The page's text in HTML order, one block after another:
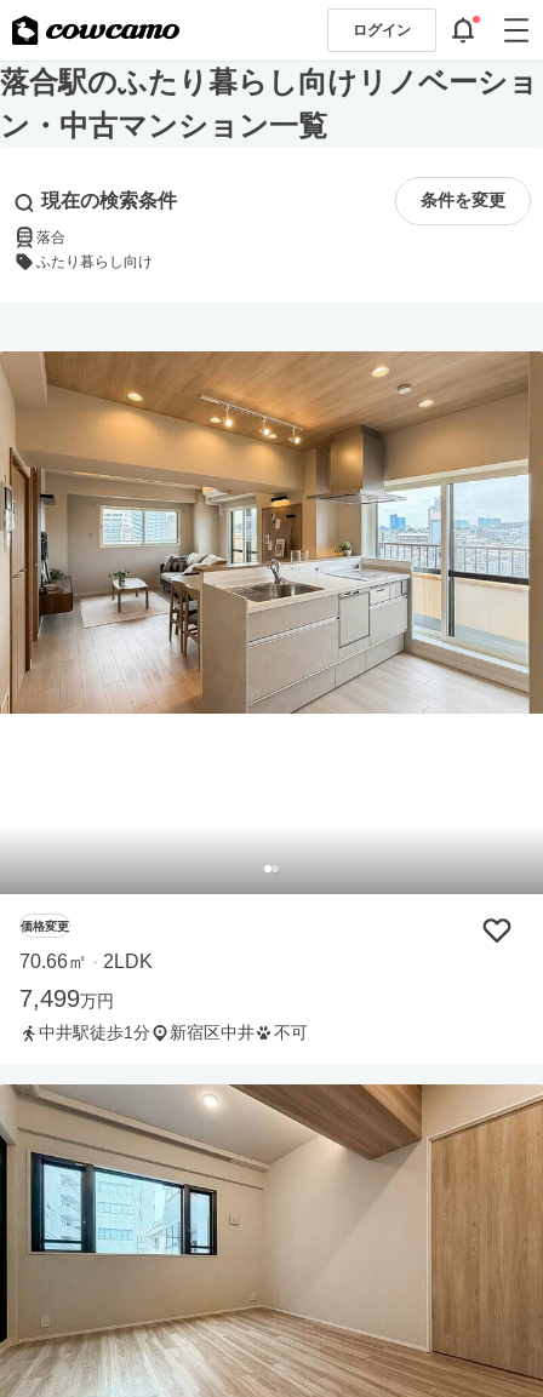
ログイン
落合駅のふたり暮らし向けリノベーショ
ン・中古マンション一覧
現在の検索条件 条件を変更
落合
ふたり暮らし向け
価格変更
70.66㎡ ・ 2LDK
7,499万円
中井駅徒歩1分
新宿区中井 不可